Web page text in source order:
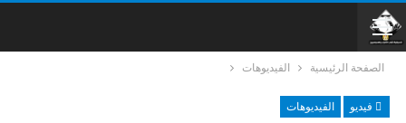
الصفحة الرئيسية الفيديوهات
فيديو الفيديوهات